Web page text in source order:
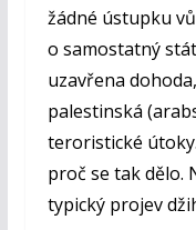
žádné ústupku
o samostatný
uzavřena
palestinská
teroristické
proč se tak dělo.
typický projev